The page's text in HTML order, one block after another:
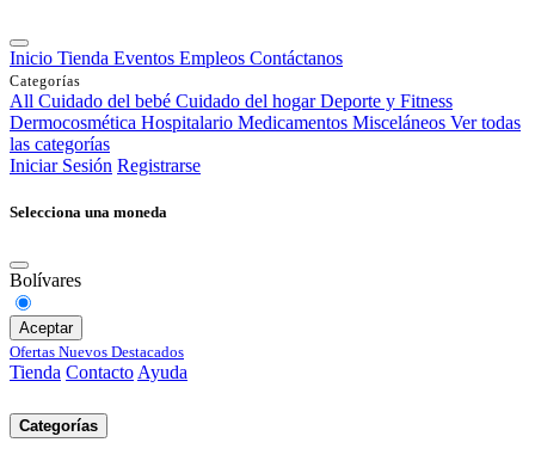
Inicio Tienda Eventos Empleos Contáctanos
Categorías
All Cuidado del bebé Cuidado del hogar Deporte y Fitness
Dermocosmética Hospitalario Medicamentos Misceláneos Ver todas
las categorías
Iniciar Sesión Registrarse
Selecciona una moneda
Bolívares
Aceptar
Ofertas Nuevos Destacados
Tienda Contacto Ayuda
Categorías